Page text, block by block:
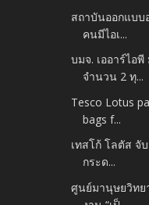
สถาบันออกแบบ
คนมีไอเ...
บมจ. เออาร์ไอ
จำนวน 2 ทุ...
Tesco Lotus
bags f...
เทสโก้ โลตัส จั
กระด...
ศูนย์มานุษยวิทย